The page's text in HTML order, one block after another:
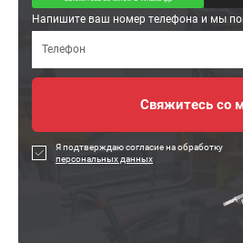
Напишите ваш номер телефона и мы
Я подтверждаю согласие на обработку
персональных данных